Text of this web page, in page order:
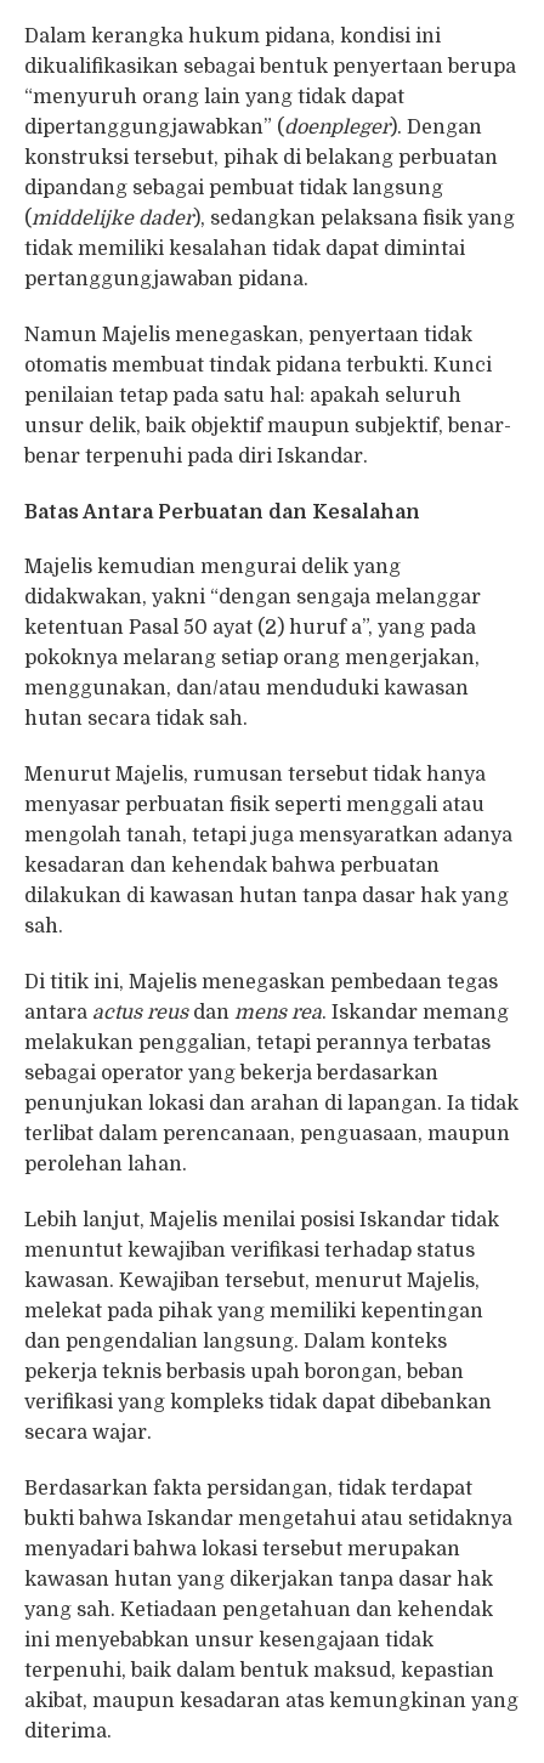
Dalam kerangka hukum pidana, kondisi ini
dikualifikasikan sebagai bentuk penyertaan berupa
“menyuruh orang lain yang tidak dapat
dipertanggungjawabkan” (doenpleger). Dengan
konstruksi tersebut, pihak di belakang perbuatan
dipandang sebagai pembuat tidak langsung
(middelijke dader), sedangkan pelaksana fisik yang
tidak memiliki kesalahan tidak dapat dimintai
pertanggungjawaban pidana.
Namun Majelis menegaskan, penyertaan tidak
otomatis membuat tindak pidana terbukti. Kunci
penilaian tetap pada satu hal: apakah seluruh
unsur delik, baik objektif maupun subjektif, benar-
benar terpenuhi pada diri Iskandar.
Batas Antara Perbuatan dan Kesalahan
Majelis kemudian mengurai delik yang
didakwakan, yakni “dengan sengaja melanggar
ketentuan Pasal 50 ayat (2) huruf a”, yang pada
pokoknya melarang setiap orang mengerjakan,
menggunakan, dan/atau menduduki kawasan
hutan secara tidak sah.
Menurut Majelis, rumusan tersebut tidak hanya
menyasar perbuatan fisik seperti menggali atau
mengolah tanah, tetapi juga mensyaratkan adanya
kesadaran dan kehendak bahwa perbuatan
dilakukan di kawasan hutan tanpa dasar hak yang
sah.
Di titik ini, Majelis menegaskan pembedaan tegas
antara actus reus dan mens rea. Iskandar memang
melakukan penggalian, tetapi perannya terbatas
sebagai operator yang bekerja berdasarkan
penunjukan lokasi dan arahan di lapangan. Ia tidak
terlibat dalam perencanaan, penguasaan, maupun
perolehan lahan.
Lebih lanjut, Majelis menilai posisi Iskandar tidak
menuntut kewajiban verifikasi terhadap status
kawasan. Kewajiban tersebut, menurut Majelis,
melekat pada pihak yang memiliki kepentingan
dan pengendalian langsung. Dalam konteks
pekerja teknis berbasis upah borongan, beban
verifikasi yang kompleks tidak dapat dibebankan
secara wajar.
Berdasarkan fakta persidangan, tidak terdapat
bukti bahwa Iskandar mengetahui atau setidaknya
menyadari bahwa lokasi tersebut merupakan
kawasan hutan yang dikerjakan tanpa dasar hak
yang sah. Ketiadaan pengetahuan dan kehendak
ini menyebabkan unsur kesengajaan tidak
terpenuhi, baik dalam bentuk maksud, kepastian
akibat, maupun kesadaran atas kemungkinan yang
diterima.